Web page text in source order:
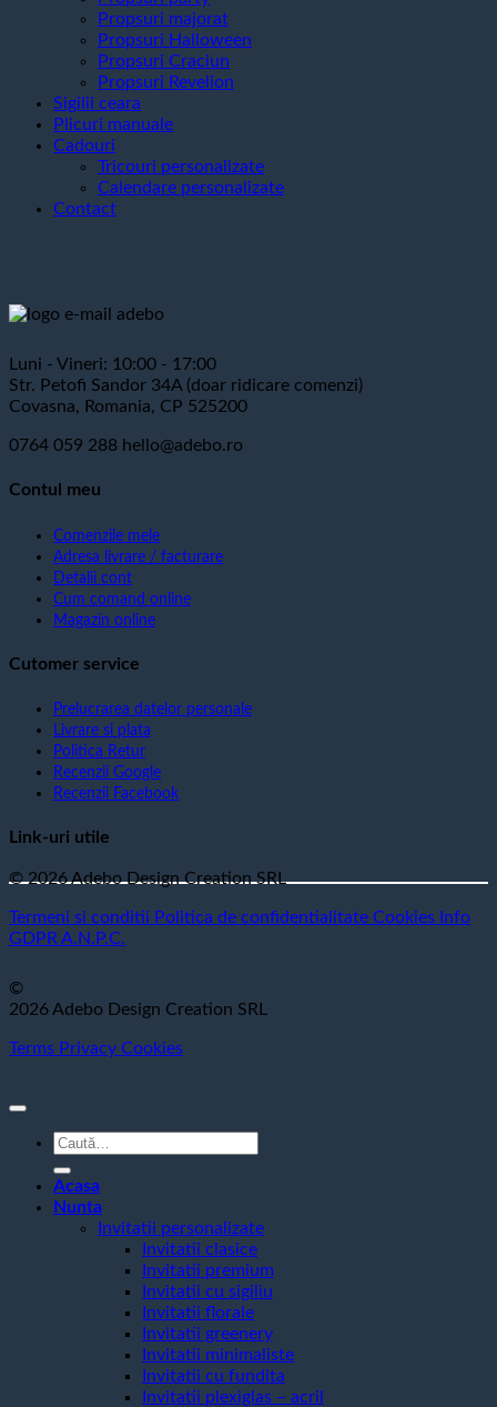
Propsuri majorat
Propsuri Halloween
Propsuri Craciun
Propsuri Revelion
Sigilii ceara
Plicuri manuale
Cadouri
Tricouri personalizate
Calendare personalizate
Contact
Luni - Vineri: 10:00 - 17:00
Str. Petofi Sandor 34A (doar ridicare comenzi)
Covasna, Romania, CP 525200
0764 059 288 hello@adebo.ro
Contul meu
Comenzile mele
Adresa livrare / facturare
Detalii cont
Cum comand online
Magazin online
Cutomer service
Prelucrarea datelor personale
Livrare si plata
Politica Retur
Recenzii Google
Recenzii Facebook
Link-uri utile
© 2026 Adebo Design Creation SRL
Termeni si conditii Politica de confidentialitate Cookies Info
GDPR A.N.P.C.
©
2026 Adebo Design Creation SRL
Terms Privacy Cookies
Caută
după:
Acasa
Nunta
Invitatii personalizate
Invitatii clasice
Invitatii premium
Invitatii cu sigiliu
Invitatii florale
Invitatii greenery
Invitatii minimaliste
Invitatii cu fundita
Invitatii plexiglas – acril